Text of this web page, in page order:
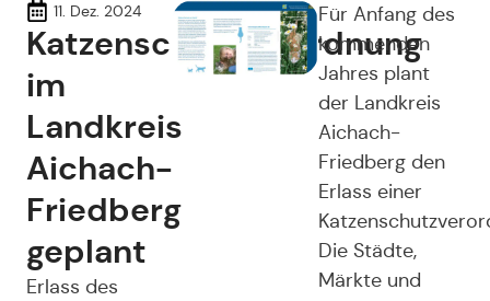
11. Dez. 2024
Katzenschutzverordnung
im
Landkreis
Aichach-
Friedberg
geplant
Erlass des
Für Anfang des
kommenden
Jahres plant
der Landkreis
Aichach-
Friedberg den
Erlass einer
Die Städte,
Märkte und